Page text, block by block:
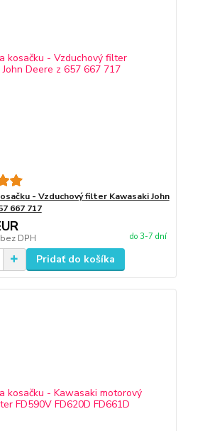
- Vzduchový filter Kawasaki John
667 717
bez DPH do 3-7 dní
Pridať do košíka